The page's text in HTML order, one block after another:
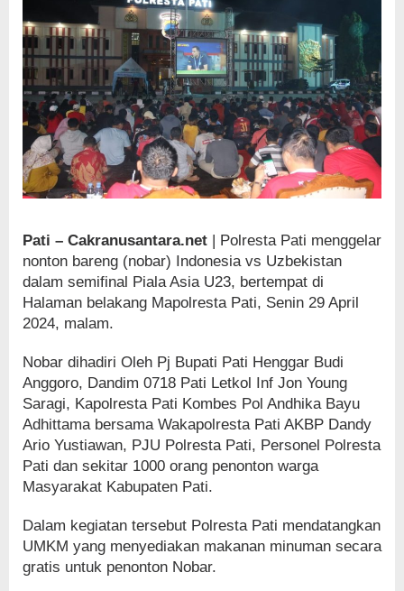
Pati – Cakranusantara.net | Polresta Pati menggelar
nonton bareng (nobar) Indonesia vs Uzbekistan
dalam semifinal Piala Asia U23, bertempat di
Halaman belakang Mapolresta Pati, Senin 29 April
2024, malam.
Nobar dihadiri Oleh Pj Bupati Pati Henggar Budi
Anggoro, Dandim 0718 Pati Letkol Inf Jon Young
Saragi, Kapolresta Pati Kombes Pol Andhika Bayu
Adhittama bersama Wakapolresta Pati AKBP Dandy
Ario Yustiawan, PJU Polresta Pati, Personel Polresta
Pati dan sekitar 1000 orang penonton warga
Masyarakat Kabupaten Pati.
Dalam kegiatan tersebut Polresta Pati mendatangkan
UMKM yang menyediakan makanan minuman secara
gratis untuk penonton Nobar.